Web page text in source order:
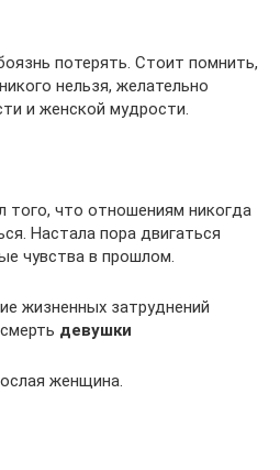
потерять. Стоит помнить,
нельзя, желательно
и женской мудрости.
того, что отношениям никогда
Настала пора двигаться
чувства в прошлом.
жизненных затруднений
девушки
женщина.